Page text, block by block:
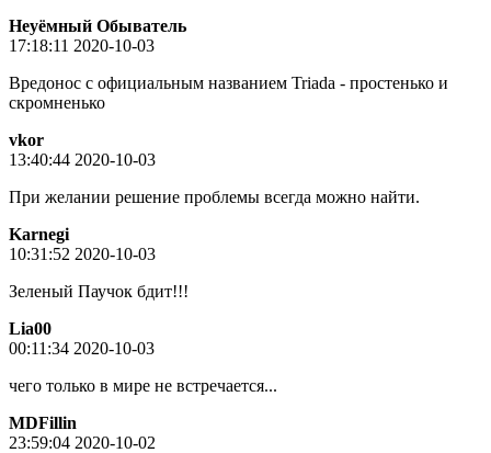
Неуёмный Обыватель
17:18:11 2020-10-03
Вредонос с официальным названием Triada - простенько и
скромненько
vkor
13:40:44 2020-10-03
При желании решение проблемы всегда можно найти.
Karnegi
10:31:52 2020-10-03
Зеленый Паучок бдит!!!
Lia00
00:11:34 2020-10-03
чего только в мире не встречается...
MDFillin
23:59:04 2020-10-02